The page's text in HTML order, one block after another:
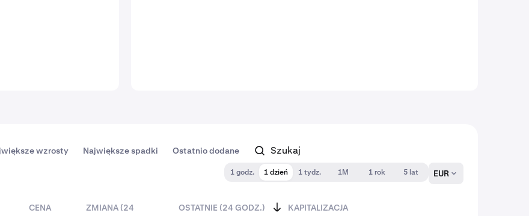
wzrosty Największe spadki Ostatnio dodane
1 godz. 1 dzień 1 tydz. 1M 1 rok 5 lat EUR
CENA
ZMIANA (24
OSTATNIE (24 GODZ.)
KAPITALIZACJA